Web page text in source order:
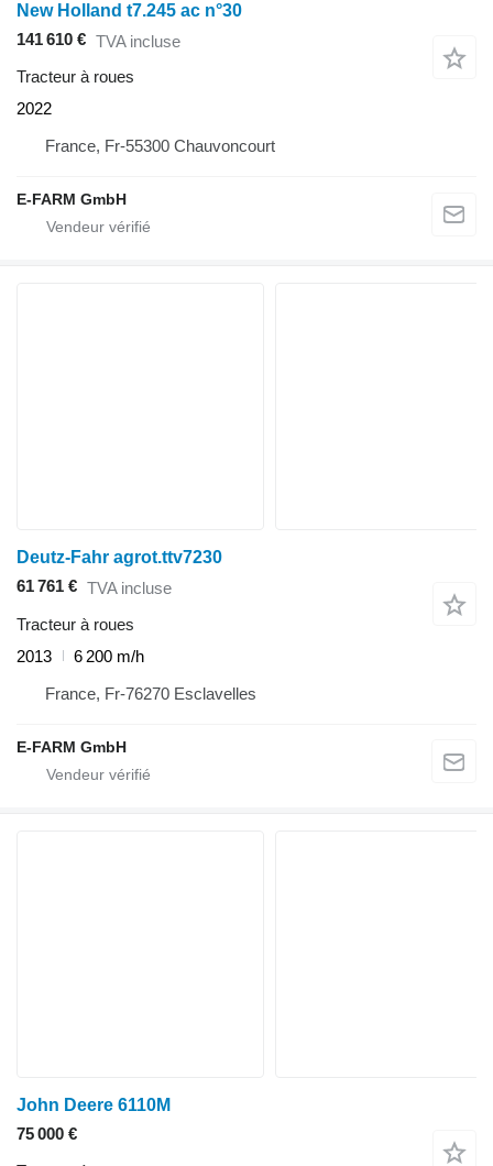
New Holland t7.245 ac n°30
141 610 € TVA incluse
Tracteur à roues
2022
France, Fr-55300 Chauvoncourt
E-FARM GmbH
Deutz-Fahr agrot.ttv7230
61 761 € TVA incluse
Tracteur à roues
2013
6 200 m/h
France, Fr-76270 Esclavelles
E-FARM GmbH
John Deere 6110M
75 000 €